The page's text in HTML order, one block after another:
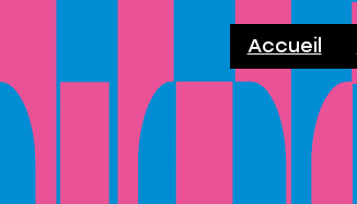
Accueil